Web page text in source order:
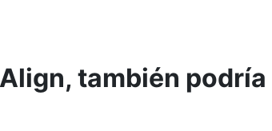
también podría